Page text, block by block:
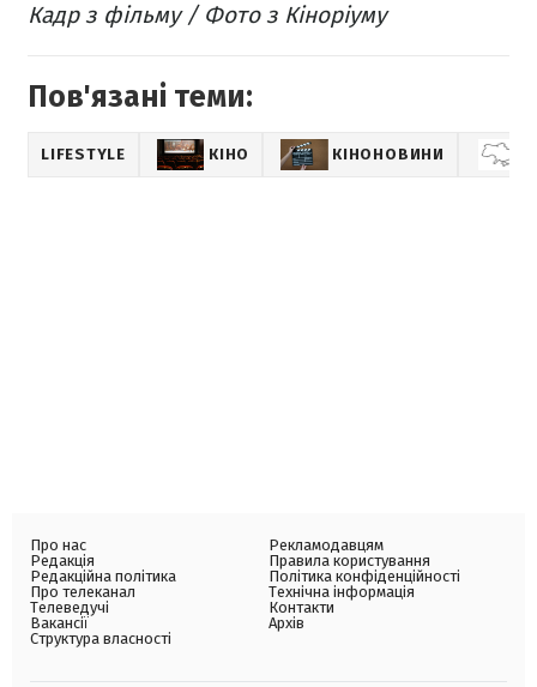
Кадр з фільму / Фото з Кіноріуму
Пов'язані теми:
LIFESTYLE КІНО КІНОНОВИНИ
Про нас
Редакція
Редакційна політика
Про телеканал
Телеведучі
Вакансії
Структура власності
Рекламодавцям
Правила користування
Політика конфіденційності
Технічна інформація
Контакти
Архів